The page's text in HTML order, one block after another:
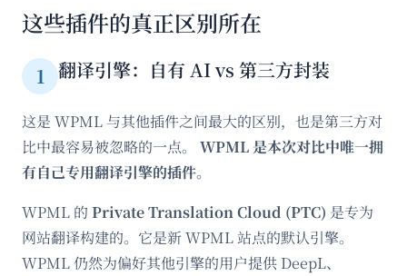
这些插件的真正区别所在
1 翻译引擎：自有 AI vs 第三方封装
这是 WPML 与其他插件之间最大的区别，也是第三方对
比中最容易被忽略的一点。 WPML 是本次对比中唯一拥
有自己专用翻译引擎的插件。
WPML 的 Private Translation Cloud (PTC) 是专为
网站翻译构建的。它是新 WPML 站点的默认引擎。
WPML 仍然为偏好其他引擎的用户提供 DeepL、